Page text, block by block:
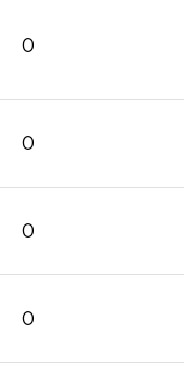
0
0
0
0